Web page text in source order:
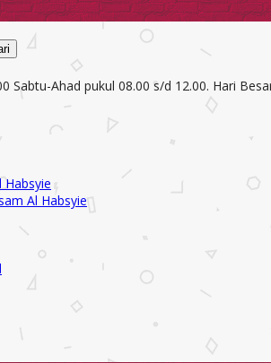
Sabtu-Ahad pukul 08.00 s/d 12.00. Hari
Habsyie
Al Habsyie